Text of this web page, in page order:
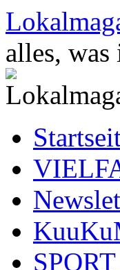
Zum
Inhalt
springen
alles,